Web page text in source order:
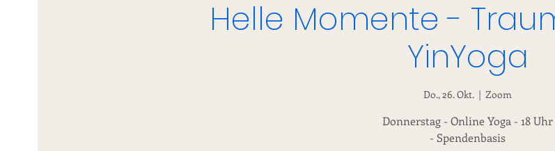
Helle Momente -
YinYoga
Do., 26. Okt.
  |
Zoom
Donnerstag - Online Yoga - 18 Uhr
- Spendenbasis